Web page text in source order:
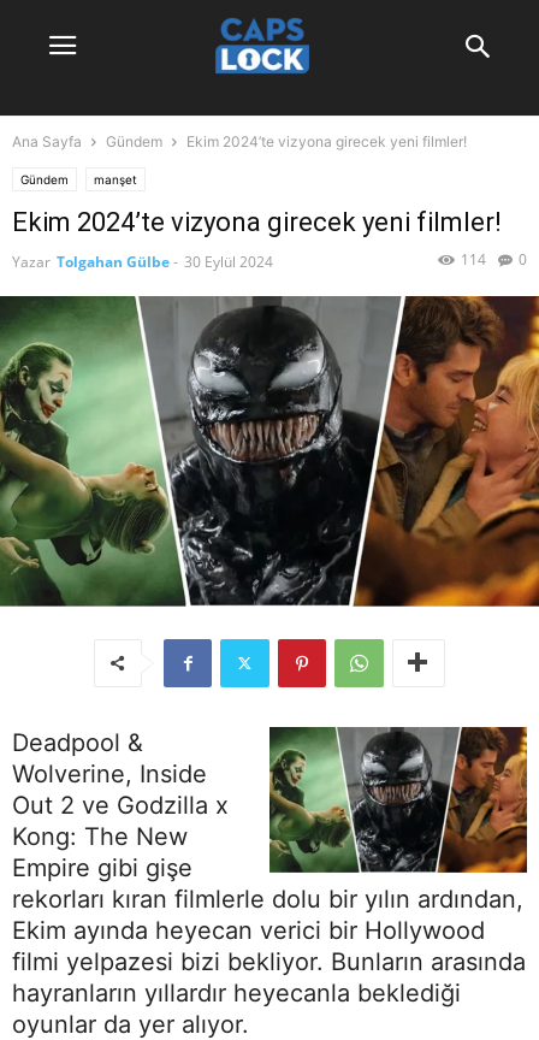
Ana Sayfa Gündem Ekim 2024’te vizyona girecek yeni filmler!
Gündem manşet
Ekim 2024’te vizyona girecek yeni filmler!
Yazar Tolgahan Gülbe- 30 Eylül 2024 0
114
Deadpool &
Wolverine, Inside
Out 2 ve Godzilla x
Kong: The New
Empire gibi gişe
rekorları kıran filmlerle dolu bir yılın ardından,
Ekim ayında heyecan verici bir Hollywood
filmi yelpazesi bizi bekliyor. Bunların arasında
hayranların yıllardır heyecanla beklediği
oyunlar da yer alıyor.